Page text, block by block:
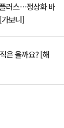
러스…정상화 바
가보니]
은 올까요? [해